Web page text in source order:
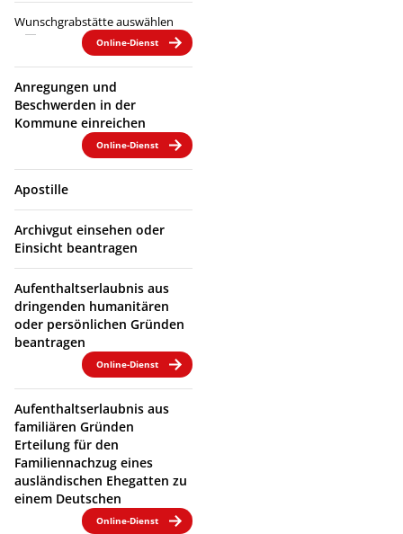
Wunschgrabstätte auswählen
Online-Dienst
Anregungen und
Beschwerden in der
Kommune einreichen
Online-Dienst
Apostille
Archivgut einsehen oder
Einsicht beantragen
Aufenthaltserlaubnis aus
dringenden humanitären
oder persönlichen Gründen
beantragen
Online-Dienst
Aufenthaltserlaubnis aus
familiären Gründen
Erteilung für den
Familiennachzug eines
ausländischen Ehegatten zu
einem Deutschen
Online-Dienst